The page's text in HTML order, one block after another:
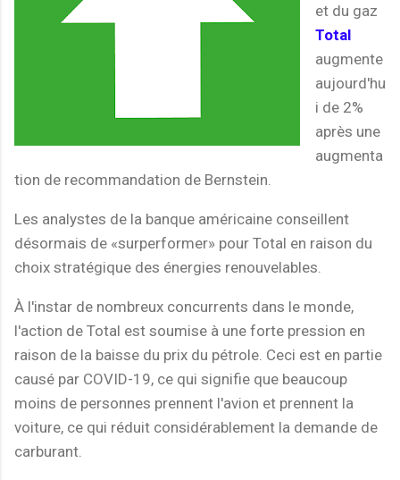
et du gaz
Total
augmente
aujourd'hu
i de 2%
après une
augmenta
tion de recommandation de Bernstein.
Les analystes de la banque américaine conseillent
désormais de «surperformer» pour Total en raison du
choix stratégique des énergies renouvelables.
À l'instar de nombreux concurrents dans le monde,
l'action de Total est soumise à une forte pression en
raison de la baisse du prix du pétrole. Ceci est en partie
causé par COVID-19, ce qui signifie que beaucoup
moins de personnes prennent l'avion et prennent la
voiture, ce qui réduit considérablement la demande de
carburant.